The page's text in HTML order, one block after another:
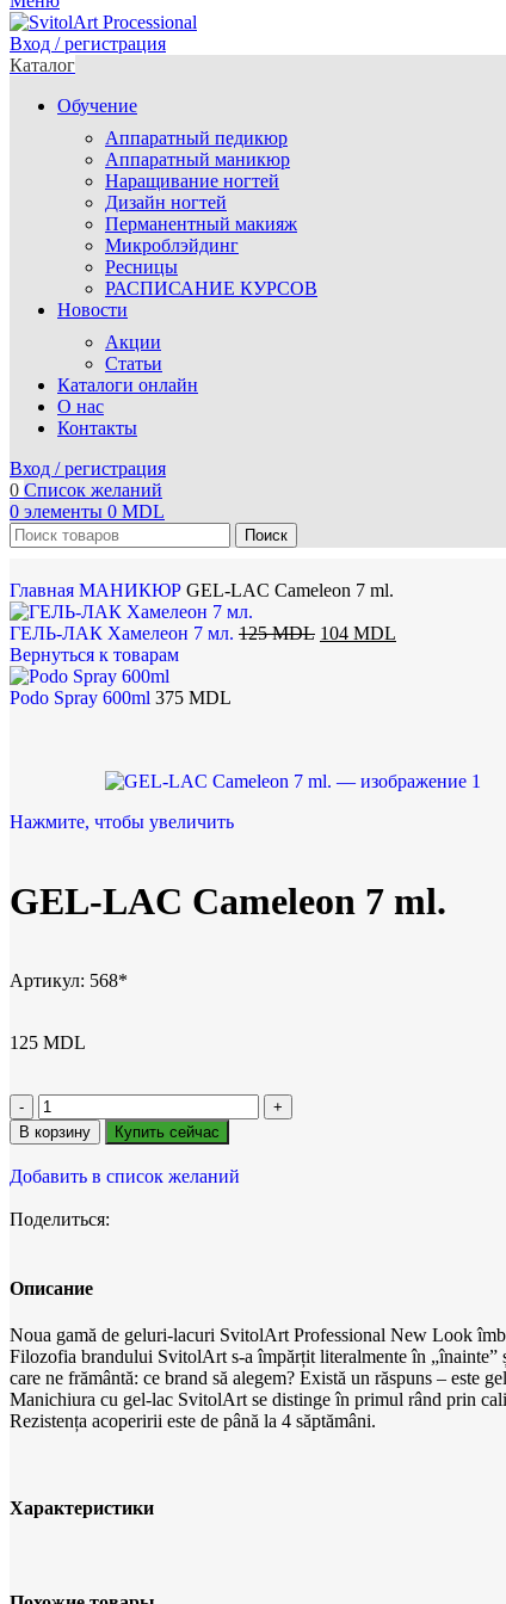
Вход / регистрация
Каталог
Обучение
Аппаратный педикюр
Аппаратный маникюр
Наращивание ногтей
Дизайн ногтей
Перманентный макияж
Микроблэйдинг
Ресницы
РАСПИСАНИЕ КУРСОВ
Новости
Акции
Статьи
Каталоги онлайн
О нас
Контакты
Вход / регистрация
0 Список желаний
0 элементы 0 MDL
Поиск
Главная МАНИКЮР GEL-LAC Cameleon 7 ml.
ГЕЛЬ-ЛАК Хамелеон 7 мл. 125MDL 104 MDL
Вернуться к товарам
Podo Spray 600ml 375 MDL
Нажмите, чтобы увеличить
GEL-LAC Cameleon 7 ml.
Артикул: 568*
125 MDL
В корзину Купить сейчас
Добавить в список желаний
Поделиться:
Описание
Noua gamă de geluri-lacuri SvitolArt Professional New Look
Filozofia brandului SvitolArt s-a împărțit literalmente în „înainte”
care ne frământă: ce brand să alegem? Există un răspuns –
Manichiura cu gel-lac SvitolArt se distinge în primul rând prin
Rezistența acoperirii este de până la 4 săptămâni.
Характеристики